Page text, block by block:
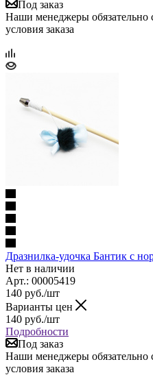
Под заказ
Наши менеджеры обязательно
условия заказа
Дразнилка-удочка Бантик с
Нет в наличии
Арт.: 00005419
140 руб./шт
Варианты цен
140 руб./шт
Подробности
Под заказ
Наши менеджеры обязательно
условия заказа